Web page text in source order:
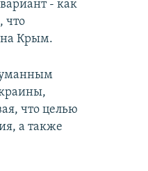
- как
что
на Крым.
что целью
а также